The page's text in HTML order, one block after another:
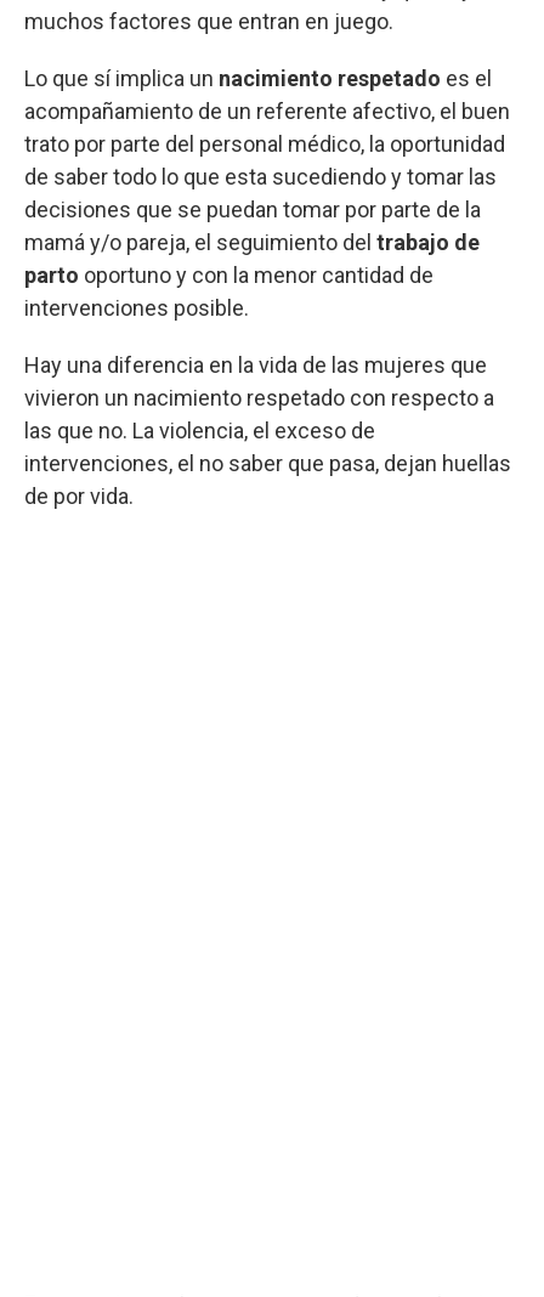
muchos factores que entran en juego.
Lo que sí implica un nacimiento respetado es el
acompañamiento de un referente afectivo, el buen
trato por parte del personal médico, la oportunidad
de saber todo lo que esta sucediendo y tomar las
decisiones que se puedan tomar por parte de la
mamá y/o pareja, el seguimiento del trabajo de
parto oportuno y con la menor cantidad de
intervenciones posible.
Hay una diferencia en la vida de las mujeres que
vivieron un nacimiento respetado con respecto a
las que no. La violencia, el exceso de
intervenciones, el no saber que pasa, dejan huellas
de por vida.